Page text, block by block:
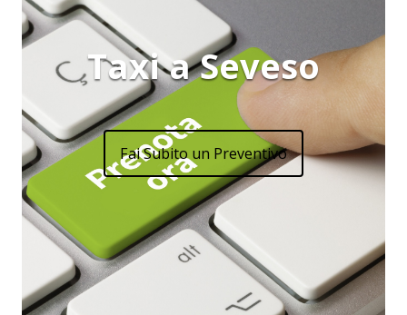
Taxi a Seveso
Fai Subito un Preventivo